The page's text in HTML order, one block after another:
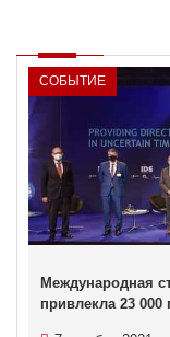
СОБЫТИЕ
Международная
привлекла 23 000